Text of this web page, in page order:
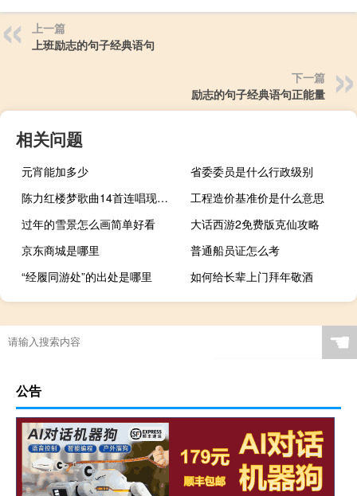
上一篇
上班励志的句子经典语句
下一篇
励志的句子经典语句正能量
相关问题
元宵能加多少
省委委员是什么行政级别
陈力红楼梦歌曲14首连唱现场视频（陈力红楼梦歌曲14首）
工程造价基准价是什么意思
过年的雪景怎么画简单好看
大话西游2免费版克仙攻略
京东商城是哪里
普通船员证怎么考
“经履同游处”的出处是哪里
如何给长辈上门拜年敬酒
☚
公告